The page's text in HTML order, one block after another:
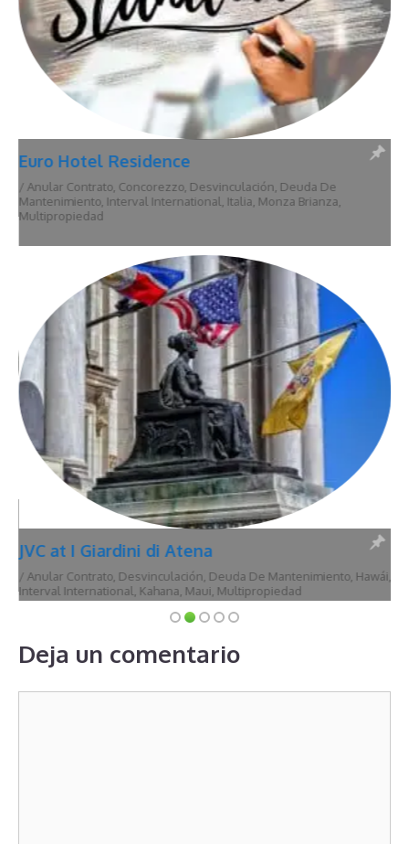
Euro Hotel Residence
/ Anular Contrato, Concorezzo, Desvinculación, Deuda De
Mantenimiento, Interval International, Italia, Monza Brianza,
Multipropiedad
JVC at I Giardini di Atena
/ Anular Contrato, Desvinculación, Deuda De Mantenimiento, Hawái,
Interval International, Kahana, Maui, Multipropiedad